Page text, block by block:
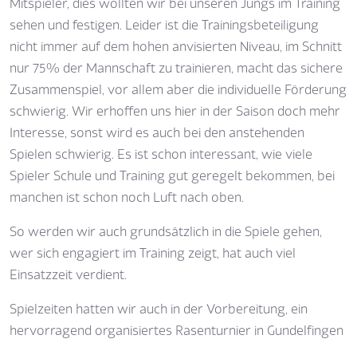
Mitspieler, dies wollten wir bei unseren Jungs im Training
sehen und festigen. Leider ist die Trainingsbeteiligung
nicht immer auf dem hohen anvisierten Niveau, im Schnitt
nur 75% der Mannschaft zu trainieren, macht das sichere
Zusammenspiel, vor allem aber die individuelle Förderung
schwierig. Wir erhoffen uns hier in der Saison doch mehr
Interesse, sonst wird es auch bei den anstehenden
Spielen schwierig. Es ist schon interessant, wie viele
Spieler Schule und Training gut geregelt bekommen, bei
manchen ist schon noch Luft nach oben.
So werden wir auch grundsätzlich in die Spiele gehen,
wer sich engagiert im Training zeigt, hat auch viel
Einsatzzeit verdient.
Spielzeiten hatten wir auch in der Vorbereitung, ein
hervorragend organisiertes Rasenturnier in Gundelfingen